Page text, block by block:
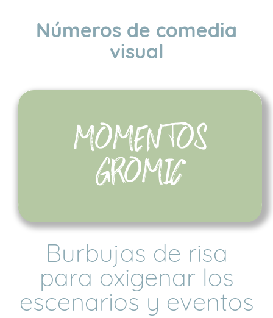
Números de comedia
visual
MOMENTOS
GROMIC
Burbujas de risa
para oxigenar los
escenarios y eventos